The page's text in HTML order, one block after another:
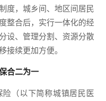
度，城乡间、地区间居民
整合后，实行一体化的经
设、管理分割、资源分散
接续更加方便。
合二为一
（以下简称城镇居民医